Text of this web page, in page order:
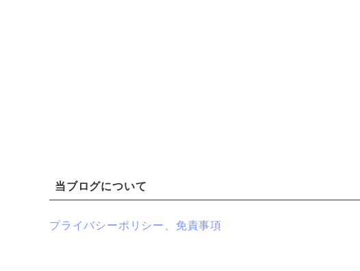
当ブログについて
プライバシーポリシー、免責事項